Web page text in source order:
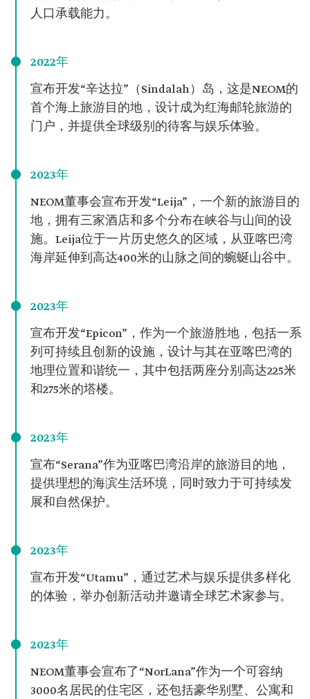
人口承载能力。
2022年
宣布开发“辛达拉”（Sindalah）岛，这是NEOM的
首个海上旅游目的地，设计成为红海邮轮旅游的
门户，并提供全球级别的待客与娱乐体验。
2023年
NEOM董事会宣布开发“Leija”，一个新的旅游目的
地，拥有三家酒店和多个分布在峡谷与山间的设
施。Leija位于一片历史悠久的区域，从亚喀巴湾
海岸延伸到高达400米的山脉之间的蜿蜒山谷中。
2023年
宣布开发“Epicon”，作为一个旅游胜地，包括一系
列可持续且创新的设施，设计与其在亚喀巴湾的
地理位置和谐统一，其中包括两座分别高达225米
和275米的塔楼。
2023年
宣布“Serana”作为亚喀巴湾沿岸的旅游目的地，
提供理想的海滨生活环境，同时致力于可持续发
展和自然保护。
2023年
宣布开发“Utamu”，通过艺术与娱乐提供多样化
的体验，举办创新活动并邀请全球艺术家参与。
2023年
NEOM董事会宣布了“NorLana”作为一个可容纳
3000名居民的住宅区，还包括豪华别墅、公寓和